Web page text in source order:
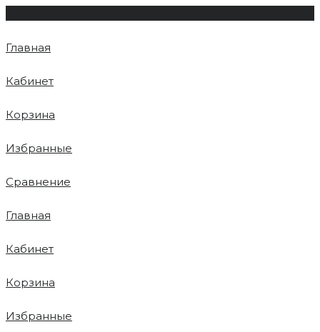
Главная
Кабинет
Корзина
Избранные
Сравнение
Главная
Кабинет
Корзина
Избранные